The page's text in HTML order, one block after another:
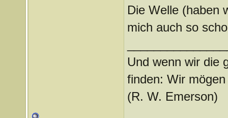
Die Welle (haben
mich auch so
Und wenn wir die
finden: Wir
(R. W. Emerson)